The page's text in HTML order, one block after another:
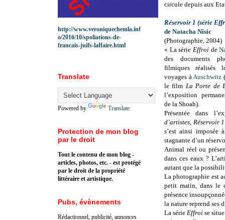
circule depuis aux
Réservoir 1 (série
de Natacha Nisic
(Photographie, 2004)
« La sérieEffroi de
des documents
filmiques réalisés
voyages àAuschwitz
le film La Porte de
l’exposition
de la Shoah).
Présentée dans
d’artistes, Réservoir
s’est ainsi imposée
stagnante d’un
Animal réel ou
dans ces eaux ?
autant que la
La photographie est
petit matin, dans le
présence
la nature reprend ses
La sérieEffroise
http://www.veroniquechemla.inf
o/2016/10/spoliations-de-
francais-juifs-laffaire.html
Translate
Powered by Translate
Protection de mon blog
par le droit
Tout le contenu de mon blog -
articles, photos, etc. - est protégé
par le droit de la propriété
littéraire et artistique.
Pubs, évènements
Rédactionnel, publicité, annonces